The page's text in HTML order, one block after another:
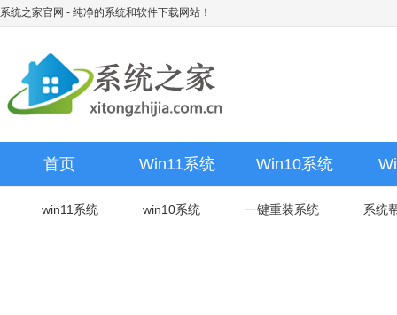
系统之家官网 - 纯净的系统和软件下载网站！
首页 Win11系统 Win10系统
win11系统 win10系统 一键重装系统 系统